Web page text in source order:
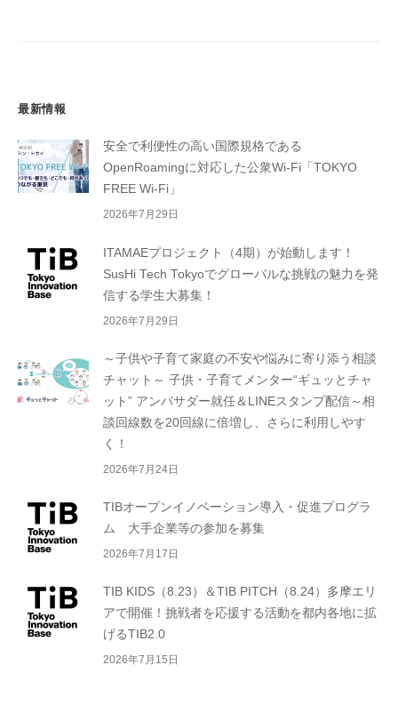
送
最新情報
安全で利便性の高い国際規格である
OpenRoamingに対応した公衆Wi-Fi「TOKYO
FREE Wi-Fi」
2026年7月29日
ITAMAEプロジェクト（4期）が始動します！
SusHi Tech Tokyoでグローバルな挑戦の魅力を発
信する学生大募集！
2026年7月29日
～子供や子育て家庭の不安や悩みに寄り添う相談
チャット～ 子供・子育てメンター“ギュッとチャ
ット” アンバサダー就任＆LINEスタンプ配信～相
談回線数を20回線に倍増し、さらに利用しやす
く！
2026年7月24日
TIBオープンイノベーション導入・促進プログラ
ム 大手企業等の参加を募集
2026年7月17日
TIB KIDS（8.23）＆TIB PITCH（8.24）多摩エリ
アで開催！挑戦者を応援する活動を都内各地に拡
げるTIB2.0
2026年7月15日